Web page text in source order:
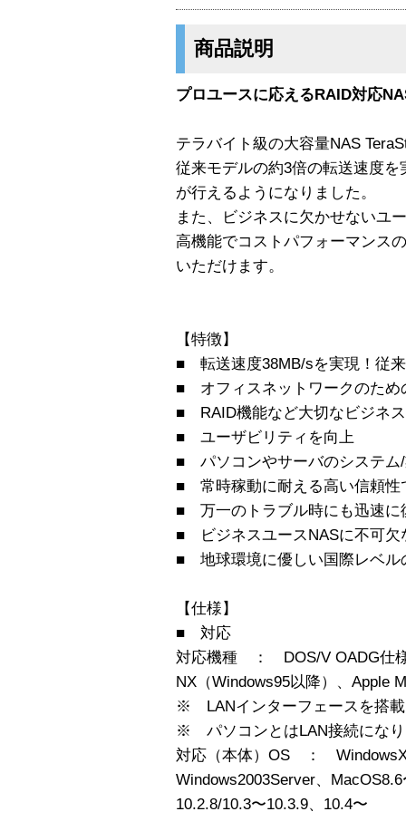
商品説明
プロユースに応えるRAID対応
テラバイト級の大容量NAS
従来モデルの約3倍の転送速度
が行えるようになりました。
また、ビジネスに欠かせないユ
高機能でコストパフォーマンス
いただけます。
【特徴】
■ 転送速度38MB/sを実現！従
■ オフィスネットワークのため
■ RAID機能など大切なビジネ
■ ユーザビリティを向上
■ パソコンやサーバのシステム
■ 常時稼動に耐える高い信頼性
■ 万一のトラブル時にも迅速に
■ ビジネスユースNASに不可欠
■ 地球環境に優しい国際レベル
【仕様】
■ 対応
対応機種 ： DOS/V OADG仕
NX（Windows95以降）、Apple
※ LANインターフェースを搭載
※ パソコンとはLAN接続になり
対応（本体）OS ：
Windows2003Server、
10.2.8/10.3〜10.3.9、10.4〜